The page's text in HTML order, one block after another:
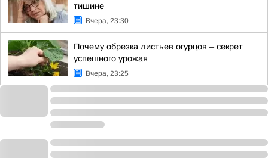
тишине
Вчера, 23:30
Почему обрезка листьев огурцов – секрет
успешного урожая
Вчера, 23:25